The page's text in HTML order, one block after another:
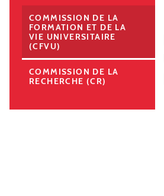
COMMISSION DE LA
FORMATION ET DE LA
VIE UNIVERSITAIRE
(CFVU)
COMMISSION DE LA
RECHERCHE (CR)